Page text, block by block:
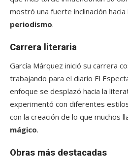
mostró una fuerte inclinación hacia
periodismo.
Carrera literaria
García Márquez inició su carrera
trabajando para el diario El
enfoque se desplazó hacia la
experimentó con diferentes
con la creación de lo que muchos
mágico.
Obras más destacadas